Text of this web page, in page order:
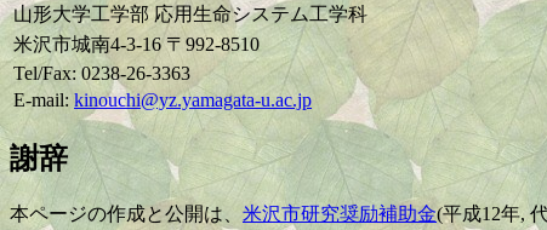
山形大学工学部 応用生命システム工学科
米沢市城南4-3-16 〒992-8510
Tel/Fax: 0238-26-3363
E-mail: kinouchi@yz.yamagata-u.ac.jp
謝辞
本ページの作成と公開は、 米沢市研究奨励補助金(平成12年,